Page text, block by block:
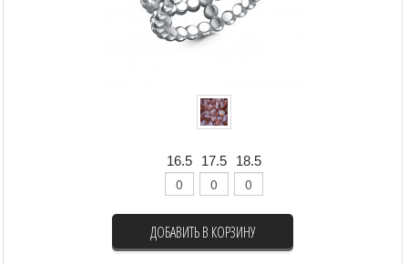
16.5 17.5 18.5
ДОБАВИТЬ В КОРЗИНУ